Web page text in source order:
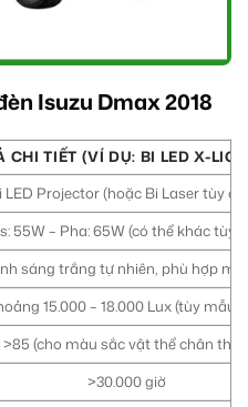
Isuzu Dmax 2018
CHI TIẾT (VÍ DỤ: BI LED X-
LED Projector (hoặc Bi Laser tùy
55W – Pha: 65W (có thể khác tùy
sáng trắng tự nhiên, phù hợp
15.000 – 18.000 Lux (tùy mẫu
>85 (cho màu sắc vật thể chân
>30.000 giờ